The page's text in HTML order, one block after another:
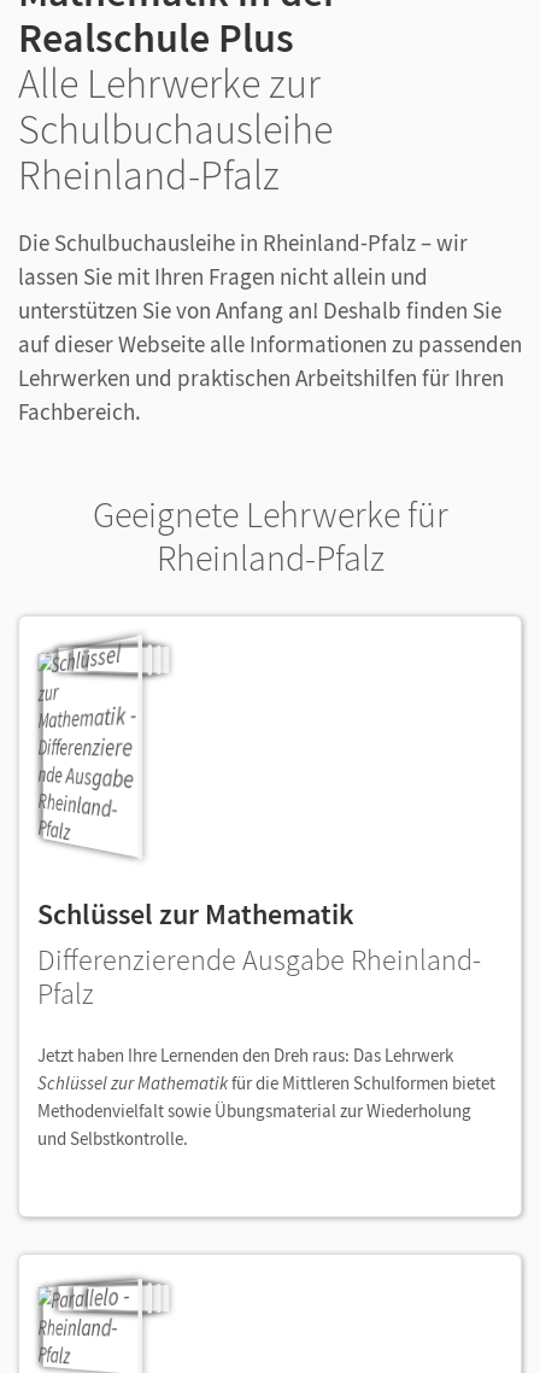
Realschule Plus
Alle Lehrwerke zur
Schulbuchausleihe
Rheinland-Pfalz
Die Schulbuchausleihe in Rheinland-Pfalz – wir
lassen Sie mit Ihren Fragen nicht allein und
unterstützen Sie von Anfang an! Deshalb finden Sie
auf dieser Webseite alle Informationen zu passenden
Lehrwerken und praktischen Arbeitshilfen für Ihren
Fachbereich.
Geeignete Lehrwerke für
Rheinland-Pfalz
Schlüssel zur Mathematik
Differenzierende Ausgabe Rheinland-
Pfalz
Jetzt haben Ihre Lernenden den Dreh raus: Das Lehrwerk
Schlüssel zur Mathematikfür die Mittleren Schulformen bietet
Methodenvielfalt sowie Übungsmaterial zur Wiederholung
und Selbstkontrolle.